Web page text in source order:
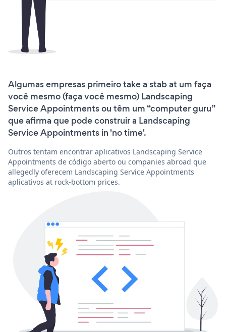
Algumas empresas primeiro take a stab at um faça
você mesmo (faça você mesmo) Landscaping
Service Appointments ou têm um “computer guru”
que afirma que pode construir a Landscaping
Service Appointments in 'no time'.
Outros tentam encontrar aplicativos Landscaping Service
Appointments de código aberto ou companies abroad que
allegedly oferecem Landscaping Service Appointments
aplicativos at rock-bottom prices.